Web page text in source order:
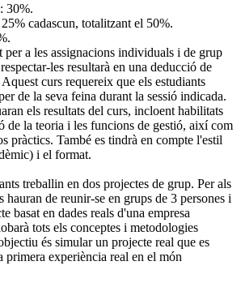
30%.
cadascun, totalitzant el 50%.
per a les assignacions individuals i de grup
les resultarà en una deducció de
curs requereix que els estudiants
de la seva feina durant la sessió indicada.
els resultats del curs, incloent habilitats
de la teoria i les funcions de gestió, així com
pràctics. També es tindrà en compte l'estil
i el format.
treballin en dos projectes de grup. Per als
hauran de reunir-se en grups de 3 persones i
basat en dades reals d'una empresa
tots els conceptes i metodologies
és simular un projecte real que es
experiència real en el món